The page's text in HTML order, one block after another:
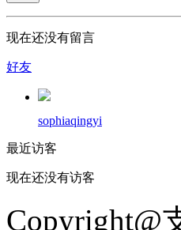
现在还没有留言
好友
sophiaqingyi
最近访客
现在还没有访客